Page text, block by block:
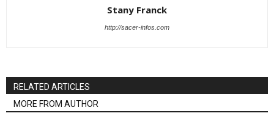
Stany Franck
http://sacer-infos.com
RELATED ARTICLES
MORE FROM AUTHOR